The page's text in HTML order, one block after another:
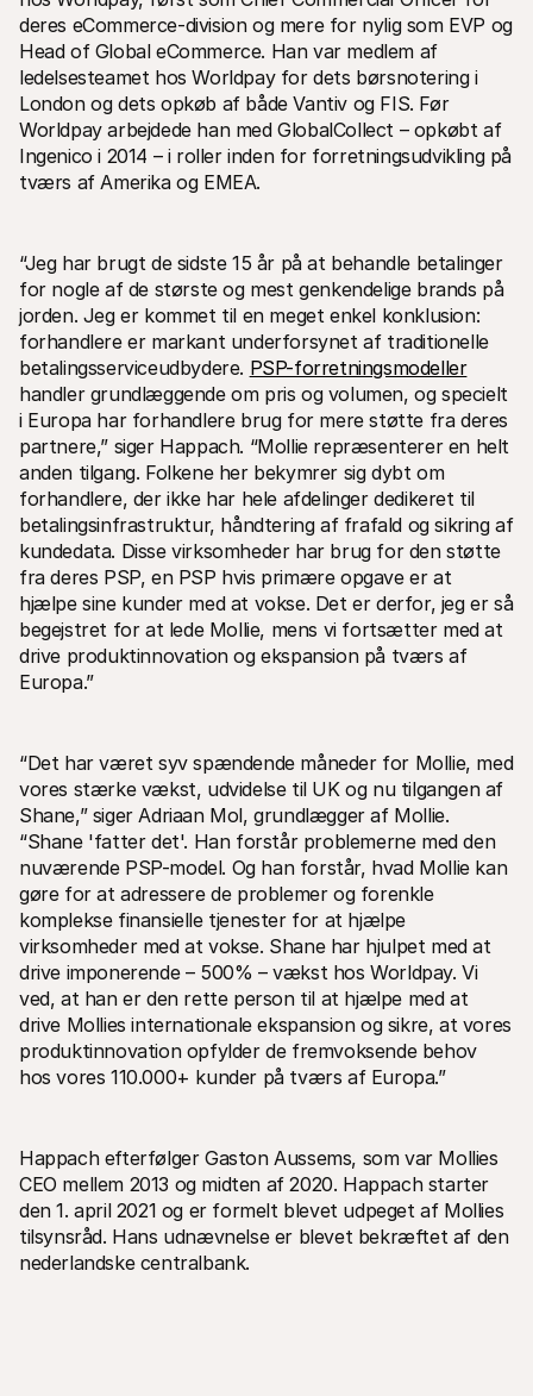
Tekniske ressourcer
Udviklerportal
Integrer Mollie med klar-til-brug biblioteker
Discord-fællesskab
Bliv en del af vores udviklerfællesskab
Mollie
Læs
Om Mollie
Priser
Se vores priser
Om os
Lær mere om vores historie og
værdier
Nyheder
Læs de seneste Mollie nyheder
Karrierer
Kom og arbejd hos os - vi søger nye
medarbejdere!
Kontakt
For kunder
Find ud af, hvorfor Mollie er på din bankudskrift
For Mollie-kunder
Kontakt vores kundesupport
Kontakt salg
Oplev hvordan vi kan hjælpe din forretning
deres eCommerce-division og mere for nylig som EVP og
Head of Global eCommerce. Han var medlem af
ledelsesteamet hos Worldpay for dets børsnotering i
London og dets opkøb af både Vantiv og FIS. Før
Worldpay arbejdede han med GlobalCollect – opkøbt af
Ingenico i 2014 – i roller inden for forretningsudvikling på
tværs af Amerika og EMEA.
“Jeg har brugt de sidste 15 år på at behandle betalinger
for nogle af de største og mest genkendelige brands på
jorden. Jeg er kommet til en meget enkel konklusion:
forhandlere er markant underforsynet af traditionelle
betalingsserviceudbydere. PSP-forretningsmodeller
handler grundlæggende om pris og volumen, og specielt
i Europa har forhandlere brug for mere støtte fra deres
partnere,” siger Happach. “Mollie repræsenterer en helt
anden tilgang. Folkene her bekymrer sig dybt om
forhandlere, der ikke har hele afdelinger dedikeret til
betalingsinfrastruktur, håndtering af frafald og sikring af
kundedata. Disse virksomheder har brug for den støtte
fra deres PSP, en PSP hvis primære opgave er at
hjælpe sine kunder med at vokse. Det er derfor, jeg er så
begejstret for at lede Mollie, mens vi fortsætter med at
drive produktinnovation og ekspansion på tværs af
Europa.”
“Det har været syv spændende måneder for Mollie, med
vores stærke vækst, udvidelse til UK og nu tilgangen af
Shane,” siger Adriaan Mol, grundlægger af Mollie.
“Shane 'fatter det'. Han forstår problemerne med den
nuværende PSP-model. Og han forstår, hvad Mollie kan
gøre for at adressere de problemer og forenkle
komplekse finansielle tjenester for at hjælpe
virksomheder med at vokse. Shane har hjulpet med at
drive imponerende – 500% – vækst hos Worldpay. Vi
ved, at han er den rette person til at hjælpe med at
drive Mollies internationale ekspansion og sikre, at vores
produktinnovation opfylder de fremvoksende behov
hos vores 110.000+ kunder på tværs af Europa.”
Happach efterfølger Gaston Aussems, som var Mollies
CEO mellem 2013 og midten af 2020. Happach starter
den 1. april 2021 og er formelt blevet udpeget af Mollies
tilsynsråd. Hans udnævnelse er blevet bekræftet af den
nederlandske centralbank.